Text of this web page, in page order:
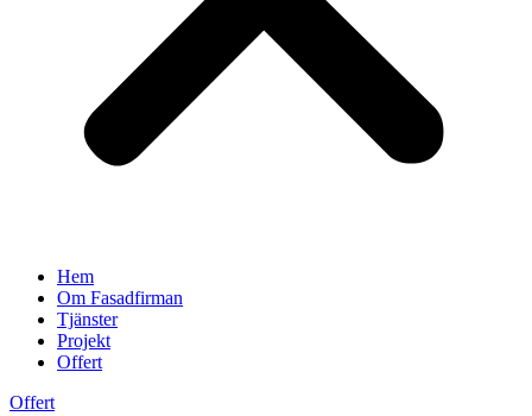
Hem
Om Fasadfirman
Tjänster
Projekt
Offert
Offert